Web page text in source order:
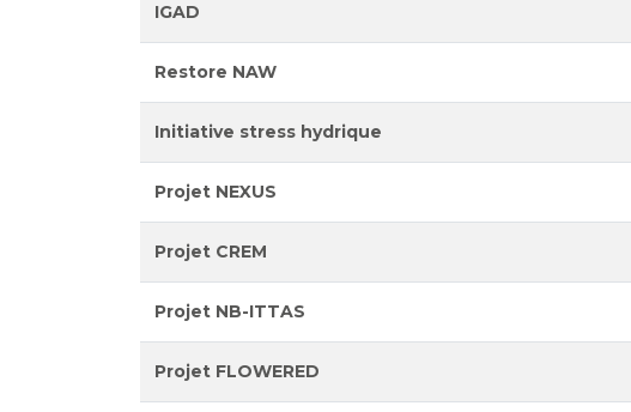
IGAD
Restore NAW
Initiative stress hydrique
Projet NEXUS
Projet CREM
Projet NB-ITTAS
Projet FLOWERED